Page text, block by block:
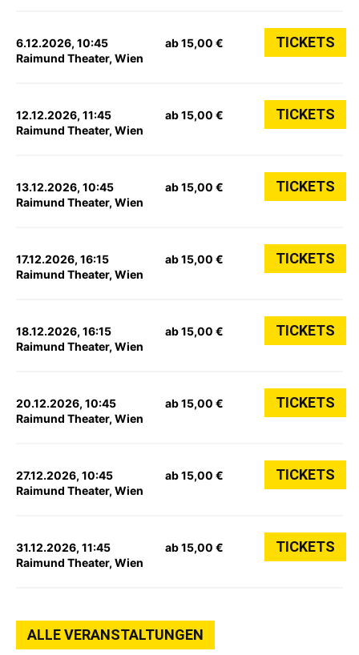
6.12.2026, 10:45
Raimund Theater, Wien
ab 15,00 € TICKETS
12.12.2026, 11:45
Raimund Theater, Wien
ab 15,00 € TICKETS
13.12.2026, 10:45
Raimund Theater, Wien
ab 15,00 € TICKETS
17.12.2026, 16:15
Raimund Theater, Wien
ab 15,00 € TICKETS
18.12.2026, 16:15
Raimund Theater, Wien
ab 15,00 € TICKETS
20.12.2026, 10:45
Raimund Theater, Wien
ab 15,00 € TICKETS
27.12.2026, 10:45
Raimund Theater, Wien
ab 15,00 € TICKETS
31.12.2026, 11:45
Raimund Theater, Wien
ab 15,00 € TICKETS
ALLE VERANSTALTUNGEN